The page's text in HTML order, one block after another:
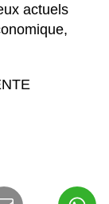
actuels